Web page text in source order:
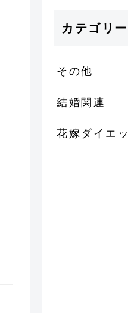
カテゴリー
その他
結婚関連
花嫁ダイエ